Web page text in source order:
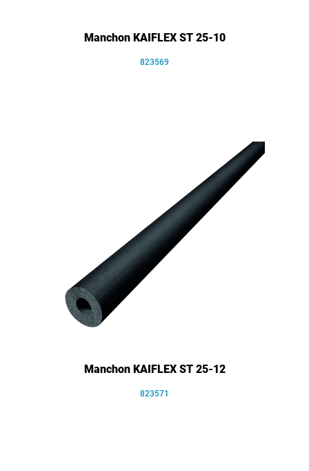
Manchon KAIFLEX ST 25-10
823569
Manchon KAIFLEX ST 25-12
823571